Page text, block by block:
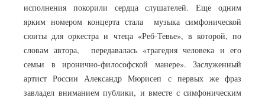
исполнения покорили сердца слушателей. Еще одним
ярким номером концерта стала музыка симфонической
сюиты для оркестра и чтеца «Реб-Тевье», в которой, по
словам автора, передавалась «трагедия человека и его
семьи в иронично-философской манере». Заслуженный
артист России Александр Мюрисеп с первых же фраз
завладел вниманием публики, и вместе с симфоническим